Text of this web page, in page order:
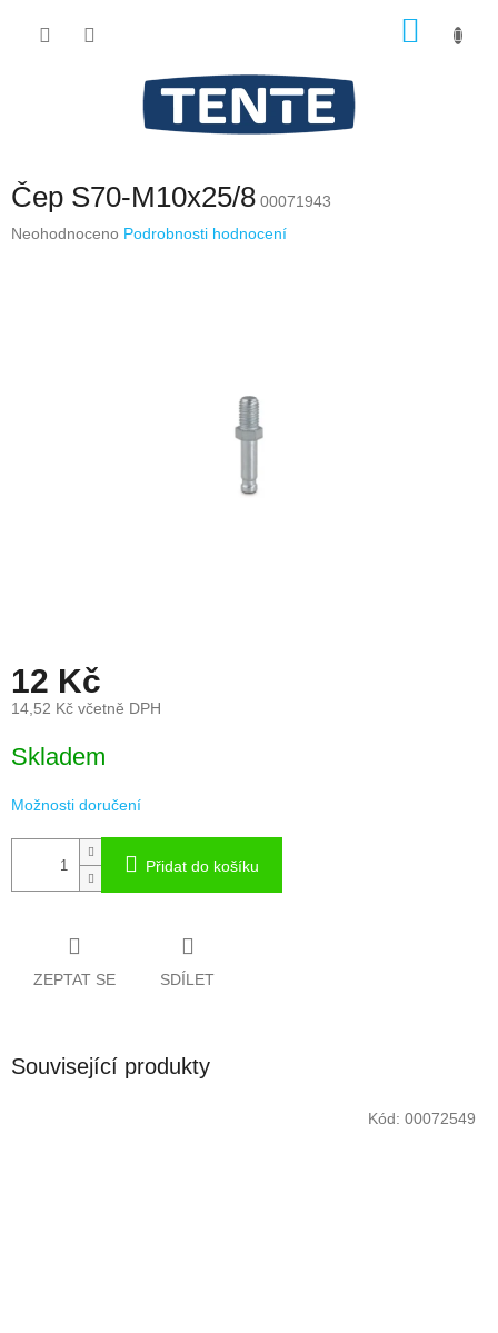
Čep S70-M10x25/8 00071943
Průměrné
Neohodnoceno Podrobnosti hodnocení
12 Kč
14,52 Kč včetně DPH
cena:
Skladem
Možnosti doručení
Přidat do košíku
ZEPTAT SE SDÍLET
Související produkty
Kód: 00072549